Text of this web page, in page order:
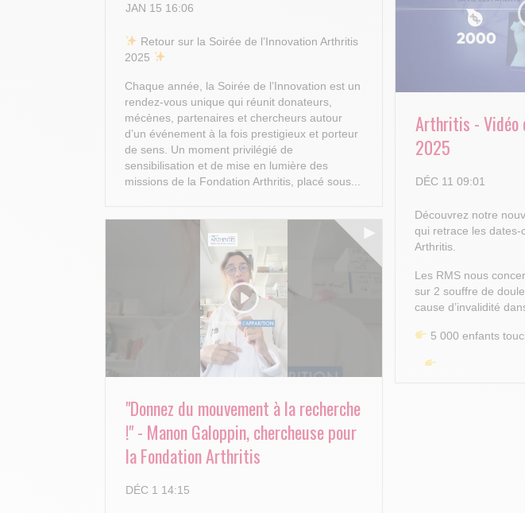
JAN 15 16:06
​ Retour sur la Soirée de l’Innovation Arthritis
2025
Chaque année, la Soirée de l’Innovation est un
rendez-vous unique qui réunit donateurs,
mécènes, partenaires et chercheurs autour
d’un événement à la fois prestigieux et porteur
de sens. Un moment privilégié de
sensibilisation et de mise en lumière des
missions de la Fondation Arthritis, placé sous...
Arthritis - Vidéo
2025
DÉC 11 09:01
Découvrez notre
qui retrace les dates-
Arthritis.
Les RMS nous
sur 2 souffre de
cause d’invalidité
5 000 enfants
"Donnez du mouvement à la recherche
!" - Manon Galoppin, chercheuse pour
la Fondation Arthritis
DÉC 1 14:15